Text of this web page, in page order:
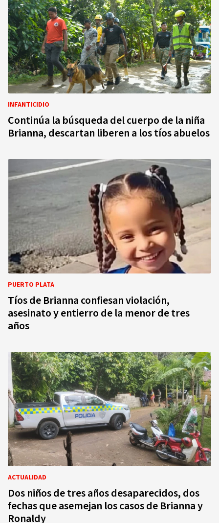
INFANTICIDIO
Continúa la búsqueda del cuerpo de la niña
Brianna, descartan liberen a los tíos abuelos
PUERTO PLATA
Tíos de Brianna confiesan violación,
asesinato y entierro de la menor de tres
años
ACTUALIDAD
Dos niños de tres años desaparecidos, dos
fechas que asemejan los casos de Brianna y
Ronaldy